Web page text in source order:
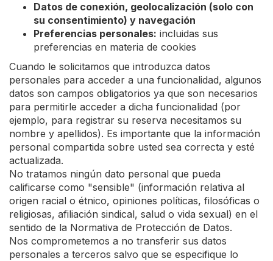
Datos de conexión, geolocalización (solo con
su consentimiento) y navegación
Preferencias personales: incluidas sus
preferencias en materia de cookies
Cuando le solicitamos que introduzca datos
personales para acceder a una funcionalidad, algunos
datos son campos obligatorios ya que son necesarios
para permitirle acceder a dicha funcionalidad (por
ejemplo, para registrar su reserva necesitamos su
nombre y apellidos). Es importante que la información
personal compartida sobre usted sea correcta y esté
actualizada.
No tratamos ningún dato personal que pueda
calificarse como "sensible" (información relativa al
origen racial o étnico, opiniones políticas, filosóficas o
religiosas, afiliación sindical, salud o vida sexual) en el
sentido de la Normativa de Protección de Datos.
Nos comprometemos a no transferir sus datos
personales a terceros salvo que se especifique lo